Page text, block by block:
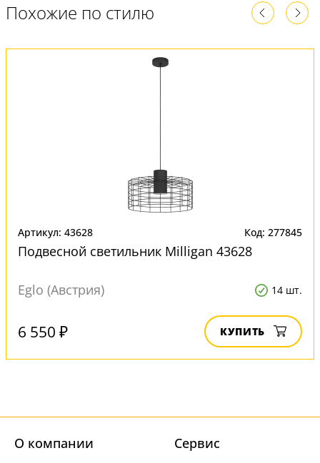
Похожие по стилю
Артикул: 43628 Код: 277845
Подвесной светильник Milligan 43628
Eglo (Австрия) 14 шт.
6 550 ₽ КУПИТЬ
О компании Cервис